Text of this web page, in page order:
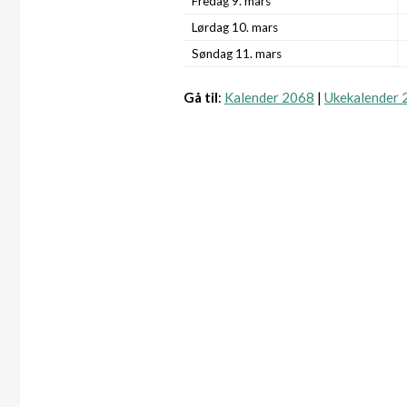
Lørdag 10. mars
Søndag 11. mars
Gå til: Kalender 2068 | Ukekalender